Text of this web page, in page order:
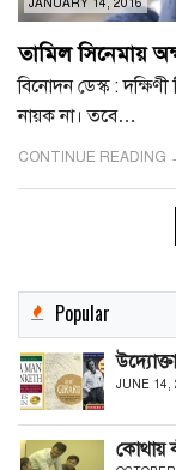
তামিল সিনেমায়
বিনোদন ডেস্ক : দক্ষিণী
নায়ক না। তবে…
CONTINUE READING
Popular
JUNE 14,
কোথায়